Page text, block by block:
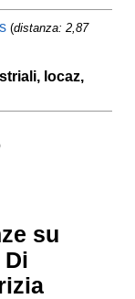
(distanza: 2,87
locaz,
su